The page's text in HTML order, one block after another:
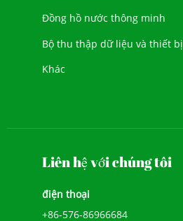
Đồng hồ nước thông minh
Bộ thu thập dữ liệu và thiết bị
Khác
Liên hệ với chúng tôi
điện thoại
+86-576-86966684